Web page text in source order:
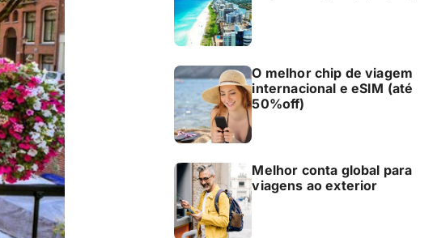
O melhor chip de viagem
internacional e eSIM (até
50%off)
Melhor conta global para
viagens ao exterior